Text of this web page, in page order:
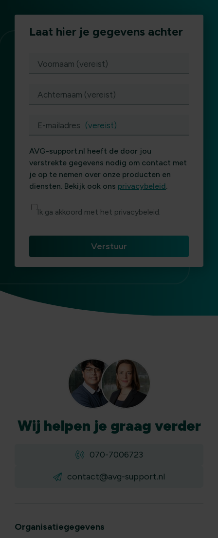
Laat hier je gegevens achter
Voornaam (vereist)
Achternaam (vereist)
E-mailadres (vereist)
AVG-support.nl heeft de door jou
verstrekte gegevens nodig om contact met
je op te nemen over onze producten en
diensten. Bekijk ook ons privacybeleid
Ik ga akkoord met het privacybeleid.
Wij helpen je graag verder
070-7006723
contact@avg-support.nl
Organisatiegegevens